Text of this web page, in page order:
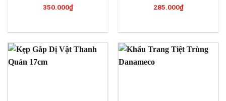
350.000₫ 285.000₫